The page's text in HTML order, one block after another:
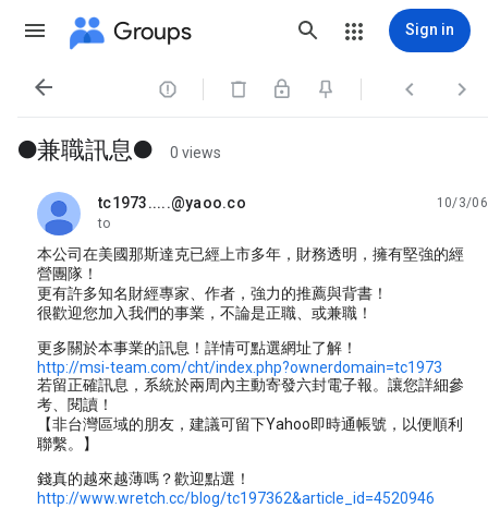
Groups Sign in
   
●兼職訊息● 0 views
tc1973.....@yaoo.co
unread,
10/3/06
to
本公司在美國那斯達克已經上市多年，財務透明，擁有堅強的經
營團隊！
更有許多知名財經專家、作者，強力的推薦與背書！
很歡迎您加入我們的事業，不論是正職、或兼職！
更多關於本事業的訊息！詳情可點選網址了解！
http://msi-team.com/cht/index.php?ownerdomain=tc1973
若留正確訊息，系統於兩周內主動寄發六封電子報。讓您詳細參
考、閱讀！
【非台灣區域的朋友，建議可留下Yahoo即時通帳號，以便順利
聯繫。】
錢真的越來越薄嗎？歡迎點選！
http://www.wretch.cc/blog/tc197362&article_id=4520946